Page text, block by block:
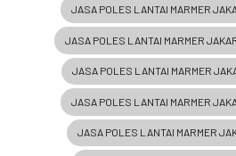
JASA POLES LANTAI MARMER
JASA POLES LANTAI MARMER
JASA POLES LANTAI MARMER
JASA POLES LANTAI MARMER
JASA POLES LANTAI MARMER